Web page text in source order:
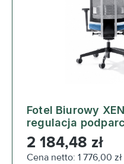
Fotel Biurowy
regulacja
Cena regularna:
2 184,48 zł
Cena netto: 1 776,00 zł